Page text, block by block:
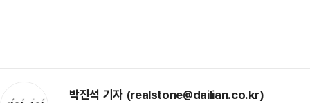
박진석 기자 (realstone@dailian.co.kr)